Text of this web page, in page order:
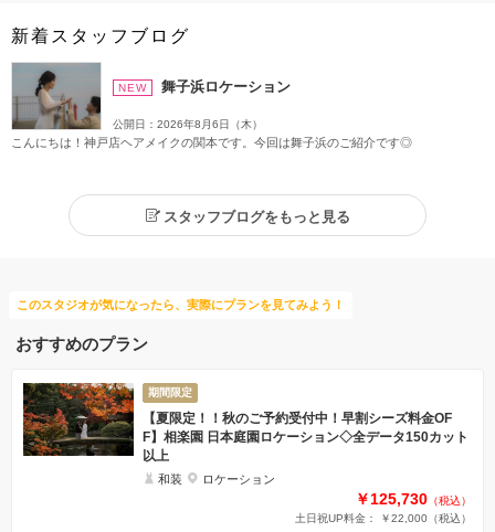
新着スタッフブログ
NEW 舞子浜ロケーション
公開日：2026年8月6日（木）
こんにちは！神戸店ヘアメイクの関本です。今回は舞子浜のご紹介です◎
スタッフブログをもっと見る
このスタジオが気になったら、実際にプランを見てみよう！
おすすめのプラン
期間限定
【夏限定！！秋のご予約受付中！早割シーズ料金OF
F】相楽園 日本庭園ロケーション◇全データ150カット
以上
和装 ロケーション
￥125,730 （税込）
土日祝UP料金： ￥22,000 （税込）